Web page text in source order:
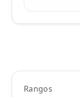
Rangos